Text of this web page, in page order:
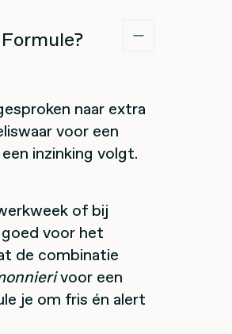
naar extra
voor een
inzinking volgt.
of bij
voor het
de combinatie
voor een
je om fris én alert